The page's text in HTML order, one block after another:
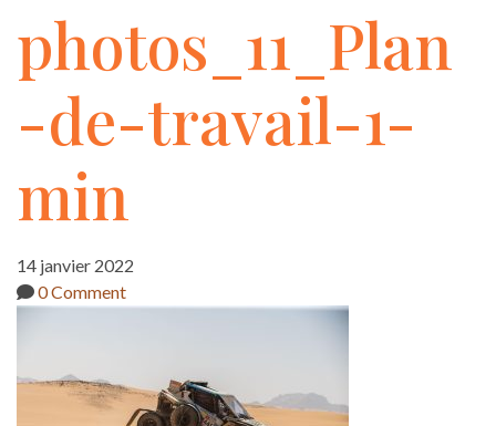
photos_11_Plan-
de-
travail-
1-
min
photos_11_Plan
-de-travail-1-
min
14 janvier 2022
0 Comment